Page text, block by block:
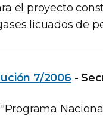
el proyecto
licuados de
7/2006 -